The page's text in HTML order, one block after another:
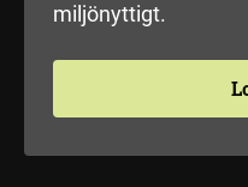
miljönyttigt.